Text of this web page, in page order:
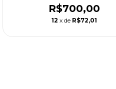
R$700,00
12 x de R$72,01